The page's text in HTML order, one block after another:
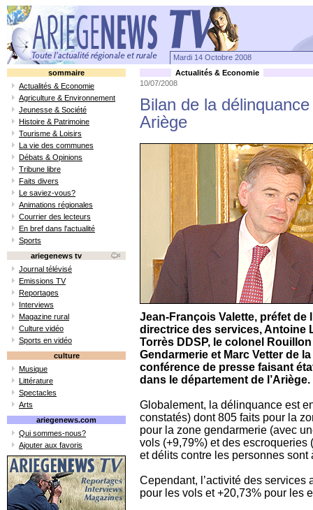
Mardi 14 Octobre 2008
sommaire
Actualités & Economie
Agriculture & Environnement
Jeunesse & Société
Histoire & Patrimoine
Tourisme & Loisirs
La vie des communes
Débats & Opinions
Tribune libre
Faits divers
Le saviez-vous?
Animations régionales
Courrier des lecteurs
En bref dans l'actualité
Sports
ariegenews tv
Journal télévisé
Emissions TV
Reportages
Interviews
Magazine rural
Culture vidéo
Sports en vidéo
culture
Musique
Littérature
Spectacles
Arts
ariegenews.com
Qui sommes-nous?
Ajouter aux favoris
Actualités & Economie
10/07/2008
Bilan de la
Ariège
Jean-François Valette, préfet de
directrice des services, Antoine
Torrès DDSP, le colonel
Gendarmerie et Marc Vetter de
conférence de presse faisant
dans le département de l’Ariège.
Globalement, la délinquance est
constatés) dont 805 faits pour la
pour la zone gendarmerie (avec
vols (+9,79%) et des
et délits contre les personnes sont
Cependant, l’activité des
pour les vols et +20,73% pour les